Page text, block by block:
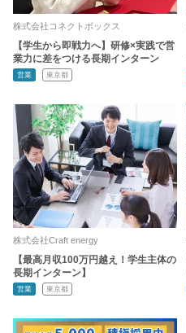
株式会社コネクトボックス
【学生から即戦力へ】研修×実践で営
業力に差をつける長期インターン
営業 東京都
株式会社Craft energy
【最高月収100万円越え！学生主体の
長期インターン】
営業 東京都